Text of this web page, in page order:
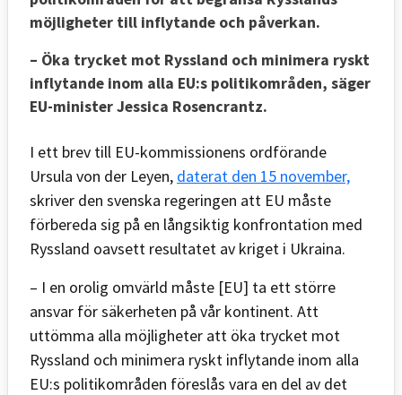
möjligheter till inflytande och påverkan.
– Öka trycket mot Ryssland och minimera ryskt
inflytande inom alla EU:s politikområden, säger
EU-minister Jessica Rosencrantz.
I ett brev till EU-kommissionens ordförande
Ursula von der Leyen, daterat den 15 november,
skriver den svenska regeringen att EU måste
förbereda sig på en långsiktig konfrontation med
Ryssland oavsett resultatet av kriget i Ukraina.
– I en orolig omvärld måste [EU] ta ett större
ansvar för säkerheten på vår kontinent. Att
uttömma alla möjligheter att öka trycket mot
Ryssland och minimera ryskt inflytande inom alla
EU:s politikområden föreslås vara en del av det